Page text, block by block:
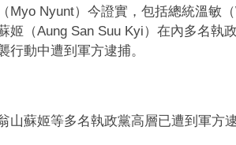
Myo Nyunt）今證實，包括總統溫敏
姬（Aung San Suu Kyi）在內多名執
行動中遭到軍方逮捕。
山蘇姬等多名執政黨高層已遭到軍方